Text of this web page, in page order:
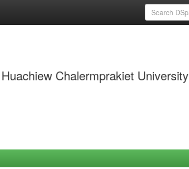
Chalermprakiet University